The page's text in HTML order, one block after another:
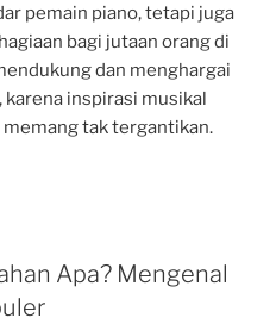
pemain piano, tetapi juga
bagi jutaan orang di
dan menghargai
inspirasi musikal
tak tergantikan.
Apa? Mengenal